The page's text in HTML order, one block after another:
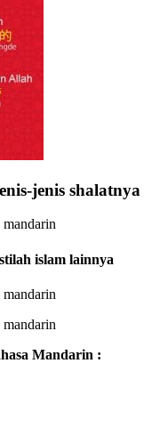
jenis shalatnya
islam lainnya
Mandarin :